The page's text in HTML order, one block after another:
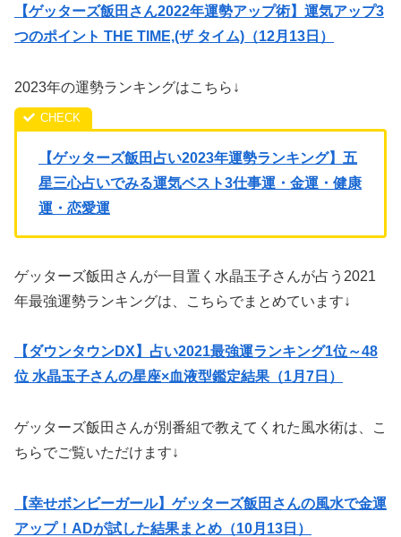
【ゲッターズ飯田さん2022年運勢アップ術】運気アップ3
つのポイント THE TIME,(ザ タイム)（12月13日）
2023年の運勢ランキングはこちら↓
【ゲッターズ飯田占い2023年運勢ランキング】五
星三心占いでみる運気ベスト3仕事運・金運・健康
運・恋愛運
ゲッターズ飯田さんが一目置く水晶玉子さんが占う2021
年最強運勢ランキングは、こちらでまとめています↓
【ダウンタウンDX】占い2021最強運ランキング1位～48
位 水晶玉子さんの星座×血液型鑑定結果（1月7日）
ゲッターズ飯田さんが別番組で教えてくれた風水術は、こ
ちらでご覧いただけます↓
【幸せボンビーガール】ゲッターズ飯田さんの風水で金運
アップ！ADが試した結果まとめ（10月13日）